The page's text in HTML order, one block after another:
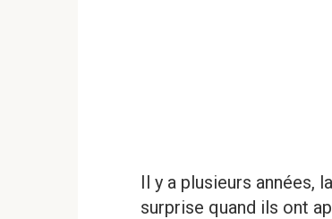
Il y a plusieurs années,
surprise quand ils ont